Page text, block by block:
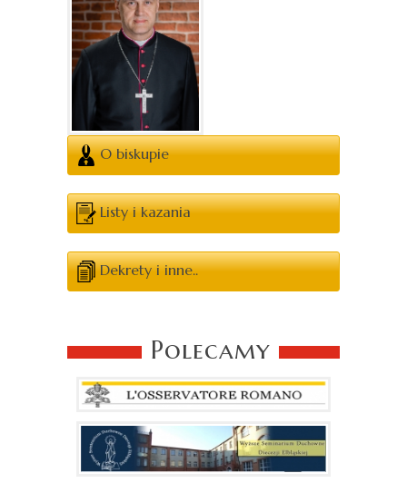
O biskupie
Listy i kazania
Dekrety i inne..
Polecamy